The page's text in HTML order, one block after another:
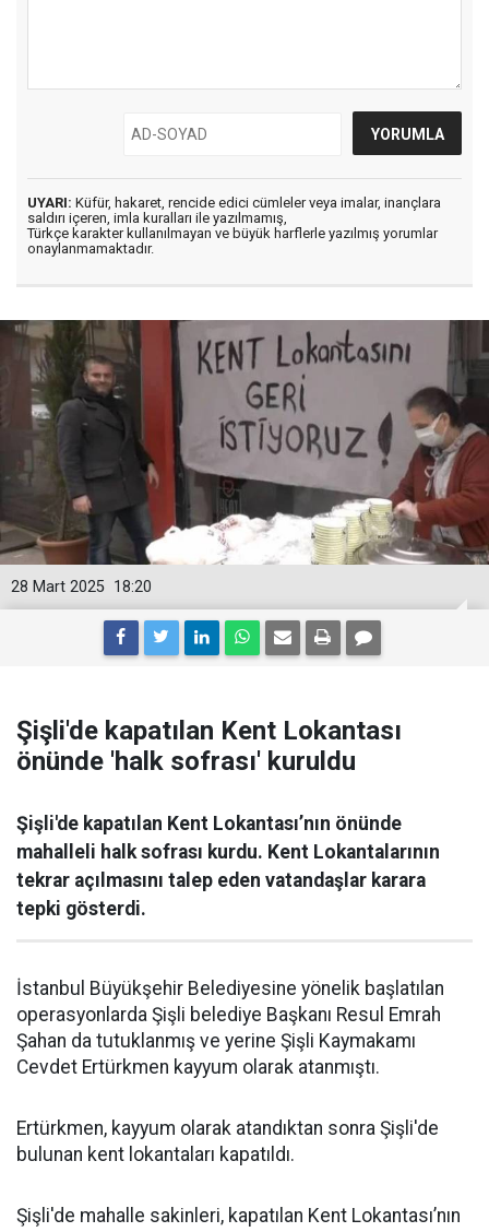
UYARI: Küfür, hakaret, rencide edici cümleler veya imalar, inançlara
saldırı içeren, imla kuralları ile yazılmamış,
Türkçe karakter kullanılmayan ve büyük harflerle yazılmış yorumlar
onaylanmamaktadır.
18:20
28 Mart 2025
Şişli'de kapatılan Kent Lokantası
önünde 'halk sofrası' kuruldu
Şişli'de kapatılan Kent Lokantası’nın önünde
mahalleli halk sofrası kurdu. Kent Lokantalarının
tekrar açılmasını talep eden vatandaşlar karara
tepki gösterdi.
İstanbul Büyükşehir Belediyesine yönelik başlatılan
operasyonlarda Şişli belediye Başkanı Resul Emrah
Şahan da tutuklanmış ve yerine Şişli Kaymakamı
Cevdet Ertürkmen kayyum olarak atanmıştı.
Ertürkmen, kayyum olarak atandıktan sonra Şişli'de
bulunan kent lokantaları kapatıldı.
Şişli'de mahalle sakinleri, kapatılan Kent Lokantası’nın